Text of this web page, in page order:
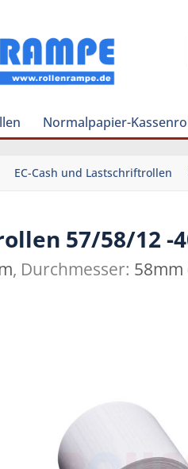
Normalpapier-
EC-Cash und Lastschriftrollen
57/58/12 -
, Durchmesser: 58mm